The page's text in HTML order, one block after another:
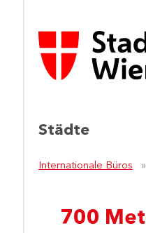
Städte
Internationale Büros
700